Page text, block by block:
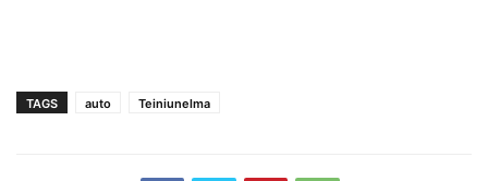
TAGS auto Teiniunelma